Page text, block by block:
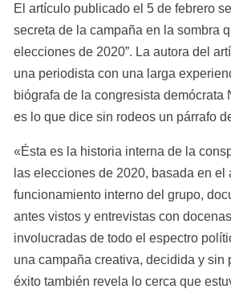
El artículo publicado el 5 de febrero
secreta de la campaña en la sombra
elecciones de 2020”. La autora del
una periodista con una larga
biógrafa de la congresista demócrata
es lo que dice sin rodeos un párrafo
«Ésta es la historia interna de la
las elecciones de 2020, basada en el
funcionamiento interno del grupo,
antes vistos y entrevistas con
involucradas de todo el espectro
una campaña creativa, decidida y sin
éxito también revela lo cerca que